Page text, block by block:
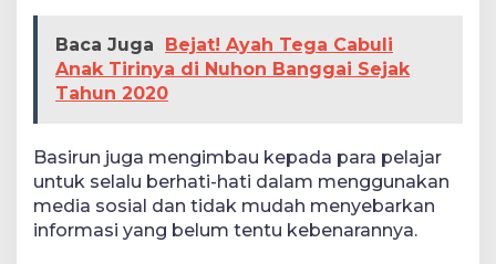
Baca Juga
Bejat! Ayah Tega Cabuli
Anak Tirinya di Nuhon Banggai Sejak
Tahun 2020
Basirun juga mengimbau kepada para pelajar
untuk selalu berhati-hati dalam menggunakan
media sosial dan tidak mudah menyebarkan
informasi yang belum tentu kebenarannya.